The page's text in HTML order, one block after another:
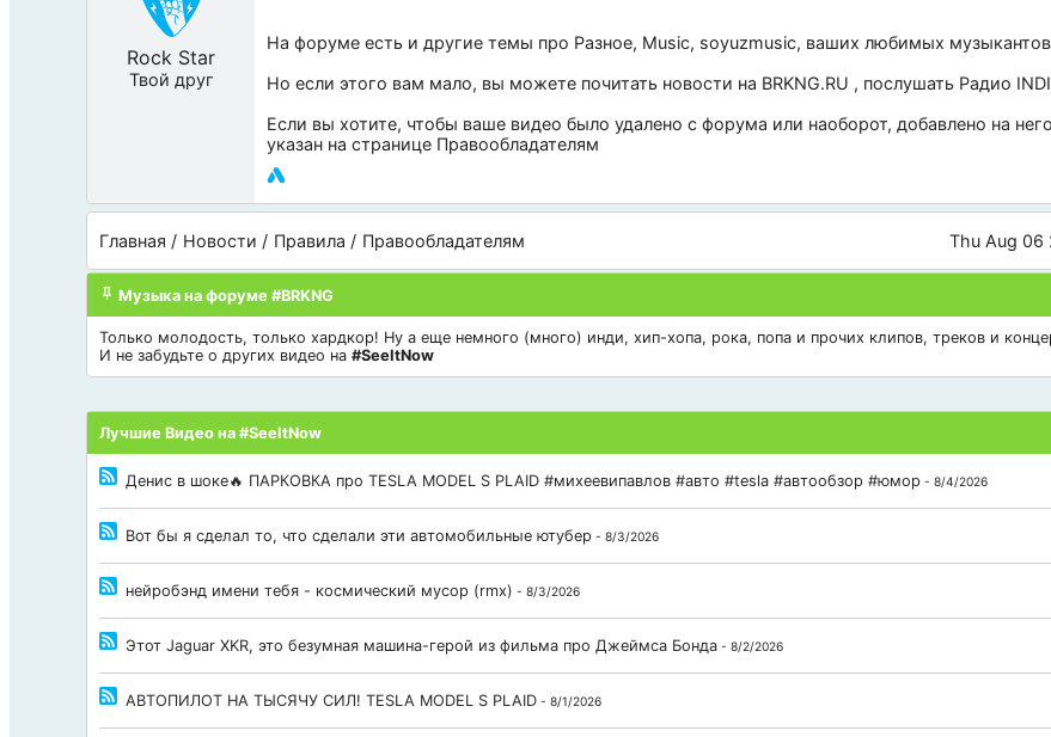
Rock Star
Твой друг
На форуме есть и другие темы про Разное, Music, soyuzmusic, ваших любимых
Но если этого вам мало, вы можете почитать новости на BRKNG.RU , послушать Радио
Если вы хотите, чтобы ваше видео было удалено с форума или наоборот, добавлено на
указан на странице Правообладателям
Главная Новости Правила Правообладателям Thu Aug 06
Музыка на форуме #BRKNG
Только молодость, только хардкор! Ну а еще немного (много) инди, хип-хопа, рока, попа и прочих клипов, треков и
И не забудьте о других видео на #SeeItNow
Лучшие Видео на #SeeItNow
Денис в шоке🔥 ПАРКОВКА про TESLA MODEL S PLAID #михеевипавлов #авто #tesla #автообзор #юмор - 8/4/2026
Вот бы я сделал то, что сделали эти автомобильные ютубер - 8/3/2026
нейробэнд имени тебя - космический мусор (rmx) - 8/3/2026
Этот Jaguar XKR, это безумная машина-герой из фильма про Джеймса Бонда - 8/2/2026
АВТОПИЛОТ НА ТЫСЯЧУ СИЛ! TESLA MODEL S PLAID - 8/1/2026